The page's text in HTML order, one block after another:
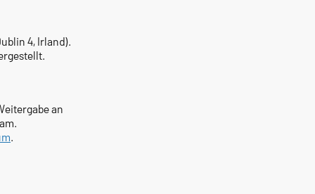
4, Irland).
an
.